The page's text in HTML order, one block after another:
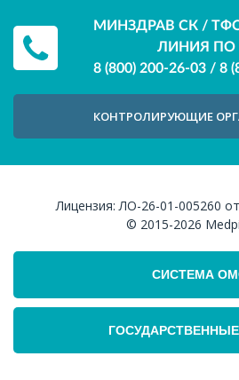
МИНЗДРАВ СК /
ЛИНИЯ ПО
8 (800) 200-26-03 / 8
КОНТРОЛИРУЮЩИЕ
Лицензия:ЛО-26-01-005260
© 2015-2026
СИСТЕМА